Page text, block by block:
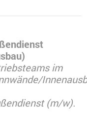
im
(m/w).